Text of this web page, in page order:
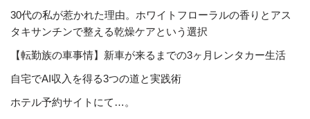
30代の私が惹かれた理由。ホワイトフローラルの香りとアス
タキサンチンで整える乾燥ケアという選択
【転勤族の車事情】新車が来るまでの3ヶ月レンタカー生活
自宅でAI収入を得る3つの道と実践術
ホテル予約サイトにて…。